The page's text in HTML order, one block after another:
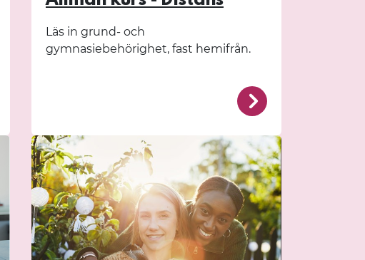
kurser/falun/
Läs in grund- och
gymnasiebehörighet, fast hemifrån.
/fornby/kurser/